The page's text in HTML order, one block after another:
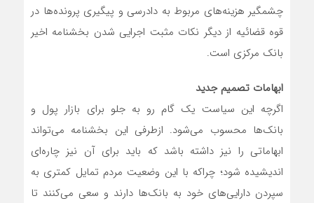
چشمگیر هزینه‌های مربوط به دادرسی و پیگیری پرونده‌ها در
قوه‌‌ قضائیه از دیگر نکات مثبت اجرایی شدن بخشنامه اخیر
بانک مرکزی است.
ابهامات تصمیم جدید
اگرچه این سیاست یک گام رو به جلو برای بازار پول و
بانک‌ها محسوب می‌شود. ازطرفی این بخشنامه می‌‌تواند
ابهاماتی را نیز داشته باشد که باید برای آن نیز چاره‌ای
اندیشیده شود؛ چراکه با این وضعیت مردم تمایل کمتری به
سپردن دارایی‌‌های خود به بانک‌‌ها دارند و سعی می‌‌کنند تا